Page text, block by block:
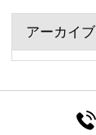
アーカイブ